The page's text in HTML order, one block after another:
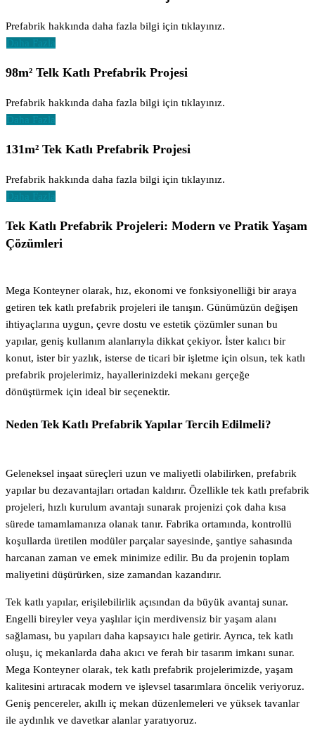
Prefabrik hakkında daha fazla bilgi için tıklayınız.
Daha Fazla
98m² Telk Katlı Prefabrik Projesi
Prefabrik hakkında daha fazla bilgi için tıklayınız.
Daha Fazla
131m² Tek Katlı Prefabrik Projesi
Prefabrik hakkında daha fazla bilgi için tıklayınız.
Daha Fazla
Tek Katlı Prefabrik Projeleri: Modern ve Pratik Yaşam
Çözümleri
Mega Konteyner olarak, hız, ekonomi ve fonksiyonelliği bir araya
getiren tek katlı prefabrik projeleri ile tanışın. Günümüzün değişen
ihtiyaçlarına uygun, çevre dostu ve estetik çözümler sunan bu
yapılar, geniş kullanım alanlarıyla dikkat çekiyor. İster kalıcı bir
konut, ister bir yazlık, isterse de ticari bir işletme için olsun, tek katlı
prefabrik projelerimiz, hayallerinizdeki mekanı gerçeğe
dönüştürmek için ideal bir seçenektir.
Neden Tek Katlı Prefabrik Yapılar Tercih Edilmeli?
Geleneksel inşaat süreçleri uzun ve maliyetli olabilirken, prefabrik
yapılar bu dezavantajları ortadan kaldırır. Özellikle tek katlı prefabrik
projeleri, hızlı kurulum avantajı sunarak projenizi çok daha kısa
sürede tamamlamanıza olanak tanır. Fabrika ortamında, kontrollü
koşullarda üretilen modüler parçalar sayesinde, şantiye sahasında
harcanan zaman ve emek minimize edilir. Bu da projenin toplam
maliyetini düşürürken, size zamandan kazandırır.
Tek katlı yapılar, erişilebilirlik açısından da büyük avantaj sunar.
Engelli bireyler veya yaşlılar için merdivensiz bir yaşam alanı
sağlaması, bu yapıları daha kapsayıcı hale getirir. Ayrıca, tek katlı
oluşu, iç mekanlarda daha akıcı ve ferah bir tasarım imkanı sunar.
Mega Konteyner olarak, tek katlı prefabrik projelerimizde, yaşam
kalitesini artıracak modern ve işlevsel tasarımlara öncelik veriyoruz.
Geniş pencereler, akıllı iç mekan düzenlemeleri ve yüksek tavanlar
ile aydınlık ve davetkar alanlar yaratıyoruz.